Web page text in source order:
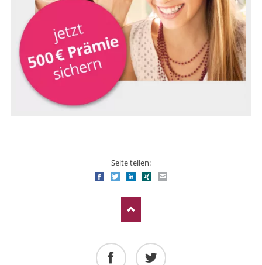
Seite teilen:
FacebookTwitterLinkedIn
Xing